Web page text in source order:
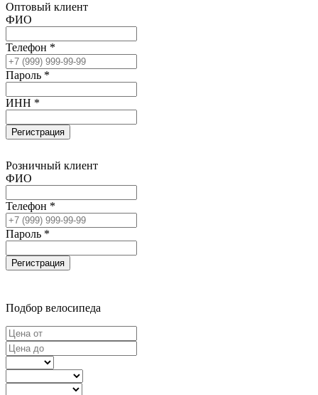
Оптовый клиент
ФИО
Телефон *
Пароль *
ИНН *
Регистрация
Розничный клиент
ФИО
Телефон *
Пароль *
Регистрация
Подбор велосипеда